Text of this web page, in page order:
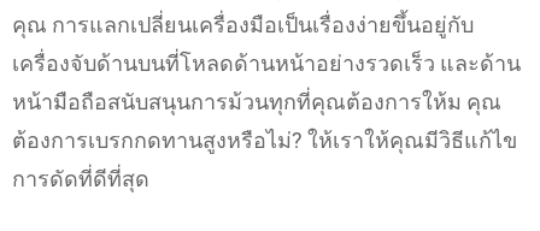
คุณ การแลกเปลี่ยนเครื่องมือเป็นเรื่องง่ายขึ้นอยู่กับ
เครื่องจับด้านบนที่โหลดด้านหน้าอย่างรวดเร็ว และด้าน
หน้ามือถือสนับสนุนการม้วนทุกที่คุณต้องการให้ม คุณ
ต้องการเบรกกดทานสูงหรือไม่? ให้เราให้คุณมีวิธีแก้ไข
การดัดที่ดีที่สุด